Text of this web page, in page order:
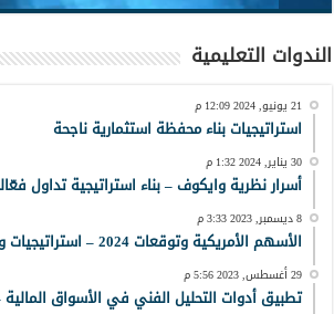
الندوات التعليمية
21 يونيو, 2024 12:09 م
استراتيجيات بناء محفظة استثمارية ناجحة
30 يناير, 2024 1:32 م
أسرار نظرية وايكوف – بناء استراتيجية تداول
8 ديسمبر, 2023 3:33 م
الأسهم الأمريكية وتوقعات 2024 – استراتيجيات وفرص أهم 5 أسهم
29 أغسطس, 2023 5:56 م
تطبيق أدوات التحليل الفني في الأسواق المالية